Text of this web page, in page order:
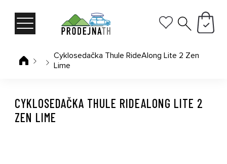
Cyklosedačka Thule RideAlong Lite 2 Zen
Lime
CYKLOSEDAČKA THULE RIDEALONG LITE 2
ZEN LIME